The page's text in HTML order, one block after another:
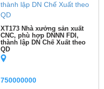
XT173 Nhà xưởng sản xuất
CNC, phù hợp DNNN FDI,
thành lập DN Chế Xuất theo
QD
750000000